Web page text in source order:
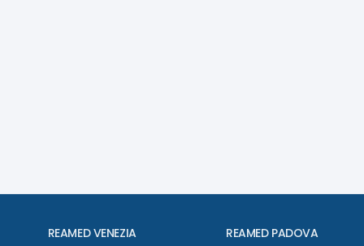
REAMED VENEZIA REAMED PADOVA